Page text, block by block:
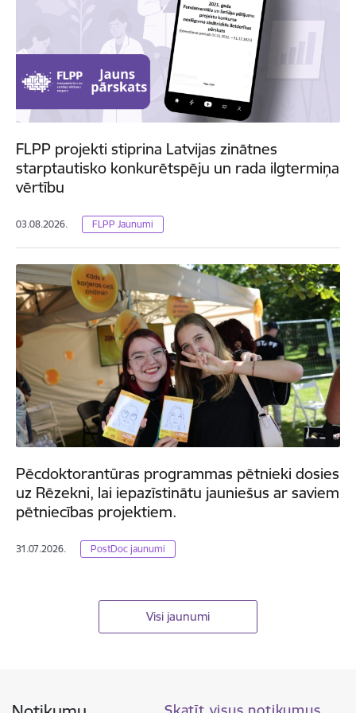
FLPP projekti stiprina Latvijas zinātnes
starptautisko konkurētspēju un rada ilgtermiņa
vērtību
03.08.2026. FLPP Jaunumi
Pēcdoktorantūras programmas pētnieki dosies
uz Rēzekni, lai iepazīstinātu jauniešus ar saviem
pētniecības projektiem.
31.07.2026. PostDoc jaunumi
Visi jaunumi